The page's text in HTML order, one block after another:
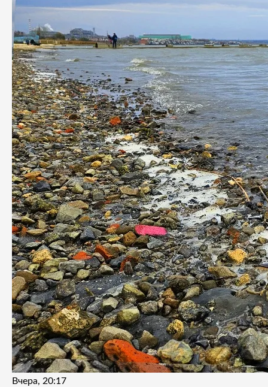
Вчера, 20:17